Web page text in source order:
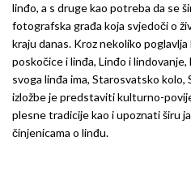
linđo, a s druge kao potreba da se
fotografska građa koja svjedoči o
kraju danas. Kroz nekoliko
poskočice i linđa, Linđo i lindovanje,
svoga linđa ima, Starosvatsko kolo,
izložbe je predstaviti kulturno-
plesne tradicije kao i upoznati širu
činjenicama o linđu.